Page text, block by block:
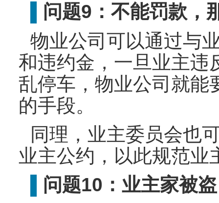
问题9：不能罚款，
物业公司可以通过与
和违约金，一旦业主违
乱停车，物业公司就能
的手段。
同理，业主委员会也
业主公约，以此规范业
问题10：业主家被